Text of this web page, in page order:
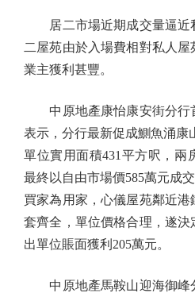
居二市場近期成交量逼近
二屋苑由於入場費相對私人屋
業主獲利甚豐。
中原地產康怡康安街分行
表示，分行最新促成鰂魚涌康
單位實用面積431平方呎，兩
最終以自由市場價585萬元成
買家為用家，心儀屋苑鄰近
套齊全，單位價格合理，遂
出單位賬面獲利205萬元。
中原地產馬鞍山迎海御峰